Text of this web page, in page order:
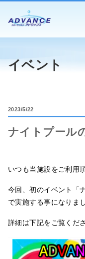
イベント
2023 5/22
ナイトプール
いつも当施設をご利用
今回、初のイベント「
で実施する事になりま
詳細は下記をご覧くだ